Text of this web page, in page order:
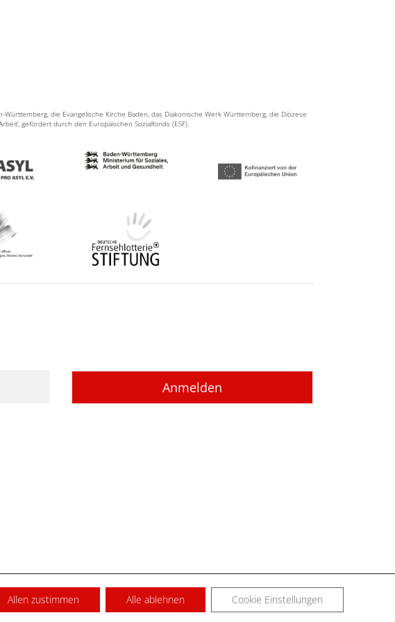
die Evangelische Kirche Baden, das Diakonische Werk Württemberg, die Diözese
gefördert durch den Europäischen Sozialfonds (ESF).
IMPRESSUM KONTAKT
Allen zustimmen Alle ablehnen Cookie Einstellungen